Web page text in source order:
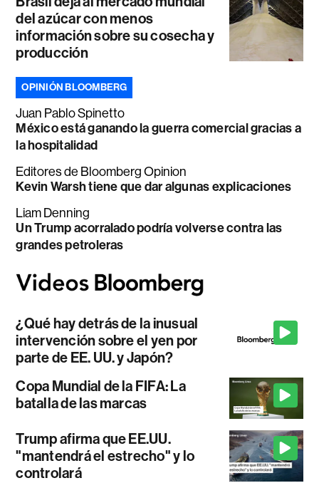
del azúcar con menos
información sobre su cosecha y
producción
OPINIÓN BLOOMBERG
Juan Pablo Spinetto
México está ganando la guerra comercial gracias a
la hospitalidad
Editores de Bloomberg Opinion
Kevin Warsh tiene que dar algunas explicaciones
Liam Denning
Un Trump acorralado podría volverse contra las
grandes petroleras
¿Qué hay detrás de la inusual
intervención sobre el yen por
parte de EE. UU. y Japón?
Copa Mundial de la FIFA: La
batalla de las marcas
Trump afirma que EE.UU.
"mantendrá el estrecho" y lo
controlará